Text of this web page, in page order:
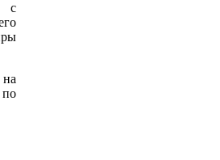
с
по